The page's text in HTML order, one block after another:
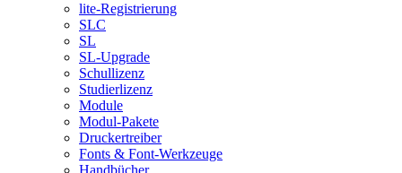
lite-Registrierung
SLC
SL
SL-Upgrade
Schullizenz
Studierlizenz
Module
Modul-Pakete
Druckertreiber
Fonts & Font-Werkzeuge
Handbücher